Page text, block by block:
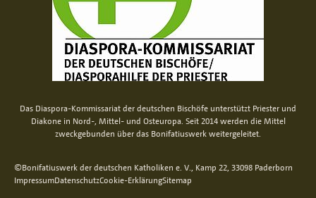
Das Diaspora-Kommissariat der deutschen Bischöfe unterstützt Priester und
Diakone in Nord-, Mittel- und Osteuropa. Seit 2014 werden die Mittel
zweckgebunden über das Bonifatiuswerk weitergeleitet.
©Bonifatiuswerk der deutschen Katholiken e. V., Kamp 22, 33098 Paderborn
ImpressumDatenschutzCookie-ErklärungSitemap